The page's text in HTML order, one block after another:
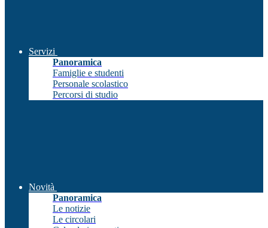
Servizi
Panoramica
Famiglie e studenti
Personale scolastico
Percorsi di studio
Novità
Panoramica
Le notizie
Le circolari